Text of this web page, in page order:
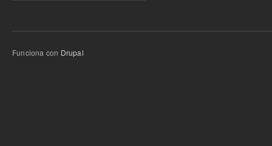
Funciona con Drupal